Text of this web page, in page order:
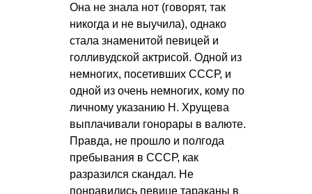
Она не знала нот (говорят, так
никогда и не выучила), однако
стала знаменитой певицей и
голливудской актрисой. Одной из
немногих, посетивших СССР, и
одной из очень немногих, кому по
личному указанию Н. Хрущева
выплачивали гонорары в валюте.
Правда, не прошло и полгода
пребывания в СССР, как
разразился скандал. Не
понравились певице тараканы в